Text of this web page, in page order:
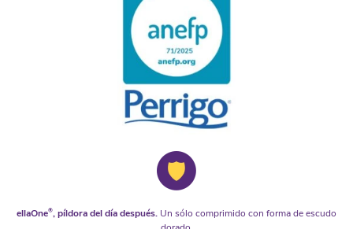
ellaOne®, píldora del día después. Un sólo comprimido con forma de escudo